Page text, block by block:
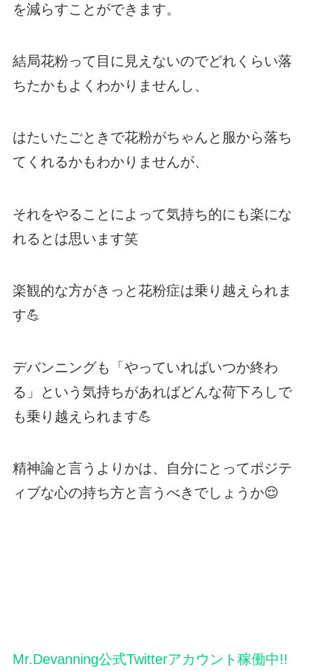
を減らすことができます。
結局花粉って目に見えないのでどれくらい落
ちたかもよくわかりませんし、
はたいたごときで花粉がちゃんと服から落ち
てくれるかもわかりませんが、
それをやることによって気持ち的にも楽にな
れるとは思います笑
楽観的な方がきっと花粉症は乗り越えられま
す💪
デバンニングも「やっていればいつか終わ
る」という気持ちがあればどんな荷下ろしで
も乗り越えられます💪
精神論と言うよりかは、自分にとってポジテ
ィブな心の持ち方と言うべきでしょうか😌
Mr.Devanning公式Twitterアカウント稼働中!!